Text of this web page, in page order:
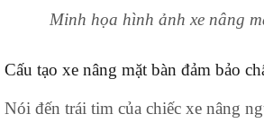
Minh họa hình ảnh xe nâng
Cấu tạo xe nâng mặt bàn đảm bảo
Nói đến trái tim của chiếc xe nâng